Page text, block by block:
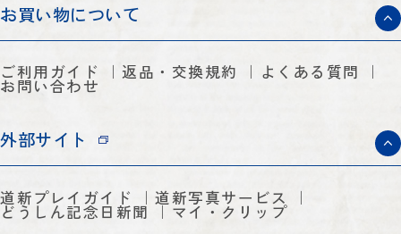
お買い物について
ご利用ガイド 返品・交換規約 よくある質問
お問い合わせ
外部サイト
道新プレイガイド 道新写真サービス
どうしん記念日新聞 マイ・クリップ